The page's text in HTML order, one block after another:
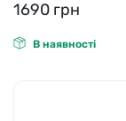
1690 грн
В наявності